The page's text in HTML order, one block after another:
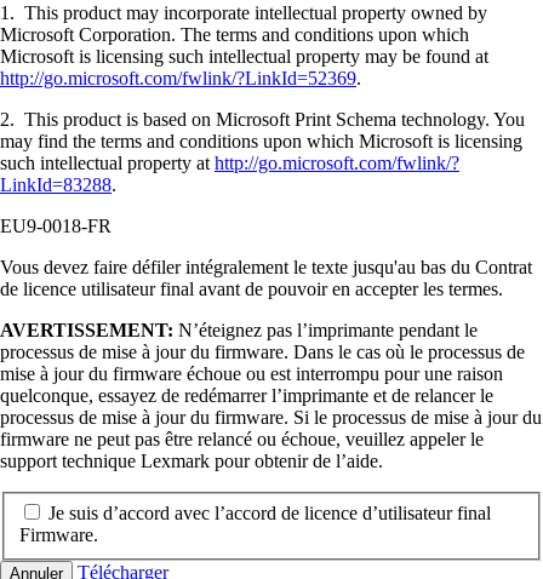
1. This product may incorporate intellectual property owned by
Microsoft Corporation. The terms and conditions upon which
Microsoft is licensing such intellectual property may be found at
http://go.microsoft.com/fwlink/?LinkId=52369.
2. This product is based on Microsoft Print Schema technology. You
may find the terms and conditions upon which Microsoft is licensing
such intellectual property at http://go.microsoft.com/fwlink/?
LinkId=83288.
EU9-0018-FR
Vous devez faire défiler intégralement le texte jusqu'au bas du Contrat
de licence utilisateur final avant de pouvoir en accepter les termes.
AVERTISSEMENT: N’éteignez pas l’imprimante pendant le
processus de mise à jour du firmware. Dans le cas où le processus de
mise à jour du firmware échoue ou est interrompu pour une raison
quelconque, essayez de redémarrer l’imprimante et de relancer le
processus de mise à jour du firmware. Si le processus de mise à jour du
firmware ne peut pas être relancé ou échoue, veuillez appeler le
support technique Lexmark pour obtenir de l’aide.
Je suis d’accord avec l’accord de licence d’utilisateur final
Firmware.
Annuler Télécharger